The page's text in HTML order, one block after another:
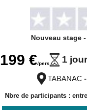
Nouveau stage-
199 € 1 jour
TABANAC
Nbre de participants :